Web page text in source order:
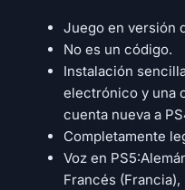
Juego en versión
No es un código.
Instalación
electrónico y una
cuenta nueva a
Completamente
Voz en
Francés